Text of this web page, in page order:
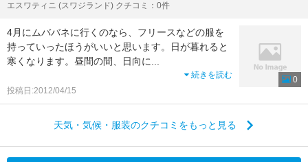
エスワティニ (スワジランド) クチコミ：0件
4月にムババネに行くのなら、フリースなどの服を
持っていったほうがいいと思います。日が暮れると
寒くなります。昼間の間、日向に
続きを読む
投稿日:2012/04/15
0
天気・気候・服装のクチコミをもっと見る